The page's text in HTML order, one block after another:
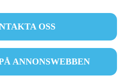
OSS
ANNONSWEBBEN